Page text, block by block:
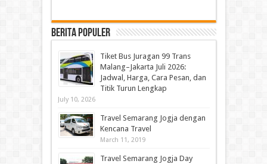
Berita Populer
Tiket Bus Juragan 99 Trans
Malang–Jakarta Juli 2026:
Jadwal, Harga, Cara Pesan, dan
Titik Turun Lengkap
July 10, 2026
Travel Semarang Jogja dengan
Kencana Travel
March 11, 2019
Travel Semarang Jogja Day